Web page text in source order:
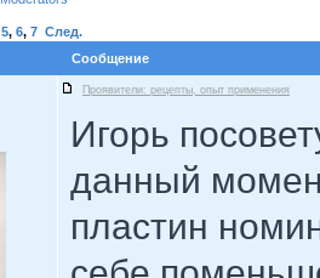
5, 6, 7 След.
Сообщение
Проявители: рецепты, опыт применения
Игорь
данный
пластин